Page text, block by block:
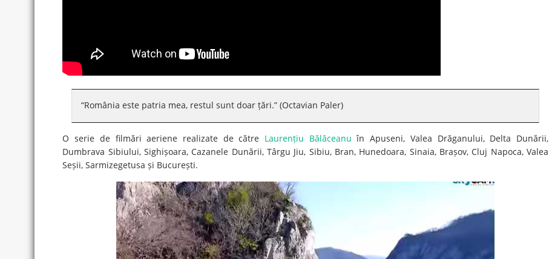
“România este patria mea, restul sunt doar țări.” (Octavian Paler)
O serie de filmări aeriene realizate de către Laurențiu Bălăceanu în Apuseni, Valea Drăganului, Delta Dunării,
Dumbrava Sibiului, Sighișoara, Cazanele Dunării, Târgu Jiu, Sibiu, Bran, Hunedoara, Sinaia, Brașov, Cluj Napoca, Valea
Seșii, Sarmizegetusa și București.